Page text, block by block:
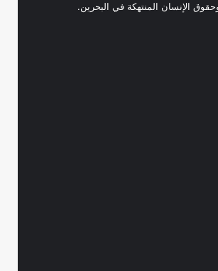
الإنسان المنتهكة في البحرين.